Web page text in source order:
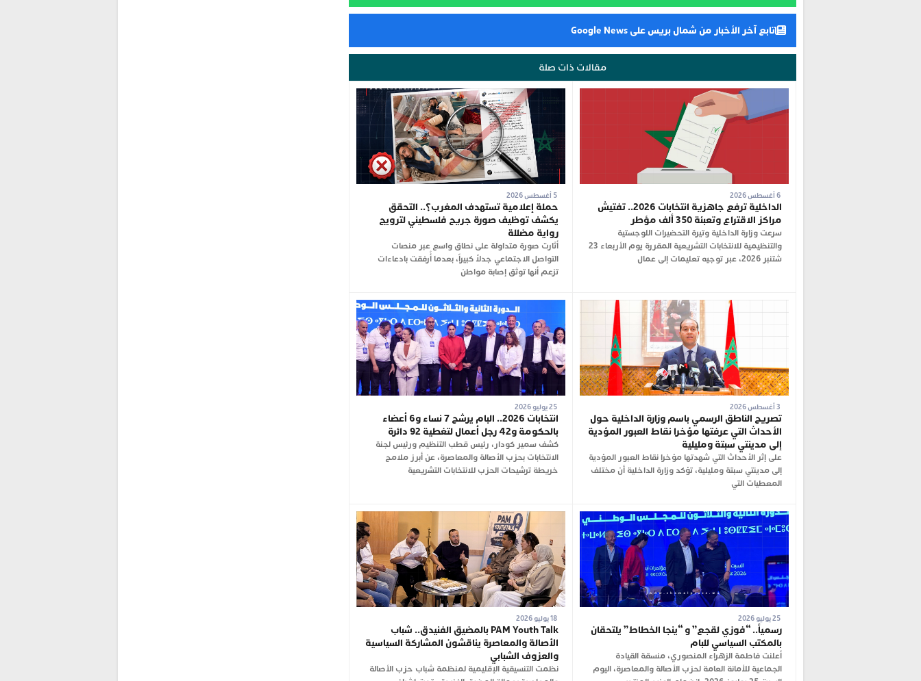
تابع آخر الأخبار من شمال بريس على Google News
مقالات ذات صلة
الداخلية ترفع جاهزية انتخابات 2026.. تفتيش
مراكز الاقتراع وتعبئة 350 ألف مؤطر
سرعت وزارة الداخلية وتيرة التحضيرات اللوجستية
والتنظيمية للانتخابات التشريعية المقررة يوم الأربعاء 23
شتنبر 2026، عبر توجيه تعليمات إلى عمال
5 أغسطس 2026
حملة إعلامية تستهدف المغرب؟.. التحقق
يكشف توظيف صورة جريح فلسطيني لترويج
رواية مضللة
أثارت صورة متداولة على نطاق واسع عبر منصات
التواصل الاجتماعي جدلاً كبيراً، بعدما أُرفقت بادعاءات
تزعم أنها توثق إصابة مواطن
تصريح الناطق الرسمي باسم وزارة الداخلية حول
الأحداث التي عرفتها مؤخرا نقاط العبور المؤدية
إلى مدينتي سبتة ومليلية
على إثر الأحداث التي شهدتها مؤخرا نقاط العبور المؤدية
إلى مدينتي سبتة ومليلية، تؤكد وزارة الداخلية أن مختلف
المعطيات التي
25 يوليو 2026
انتخابات 2026.. البام يرشح 7 نساء و6 أعضاء
بالحكومة و42 رجل أعمال لتغطية 92 دائرة
كشف سمير كودار، رئيس قطب التنظيم ورئيس لجنة
الانتخابات بحزب الأصالة والمعاصرة، عن أبرز ملامح
خريطة ترشيحات الحزب للانتخابات التشريعية
رسمياً.. “فوزي لقجع” و “ينجا الخطاط” يلتحقان
بالمكتب السياسي للبام
أعلنت فاطمة الزهراء المنصوري، منسقة القيادة
الجماعية للأمانة العامة لحزب الأصالة والمعاصرة، اليوم
18 يوليو 2026
PAM Youth Talk بالمضيق الفنيدق.. شباب
الأصالة والمعاصرة يناقشون المشاركة السياسية
والعزوف الشبابي
نظمت التنسيقية الإقليمية لمنظمة شباب حزب الأصالة